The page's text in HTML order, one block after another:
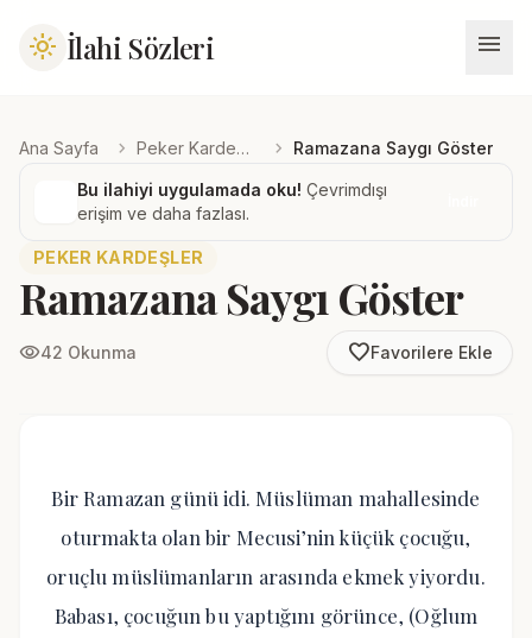
light_mode İlahi Sözleri menu
Ana Sayfa chevron_right Peker Kardeşler chevron_right Ramazana Saygı Göster
Bu ilahiyi uygulamada oku! Çevrimdışı
erişim ve daha fazlası.
PEKER KARDEŞLER
Ramazana Saygı Göster
visibility42 Okunma favorite_borderFavorilere Ekle
Bir Ramazan günü idi. Müslüman mahallesinde
oturmakta olan bir Mecusi’nin küçük çocuğu,
oruçlu müslümanların arasında ekmek yiyordu.
Babası, çocuğun bu yaptığını görünce, (Oğlum